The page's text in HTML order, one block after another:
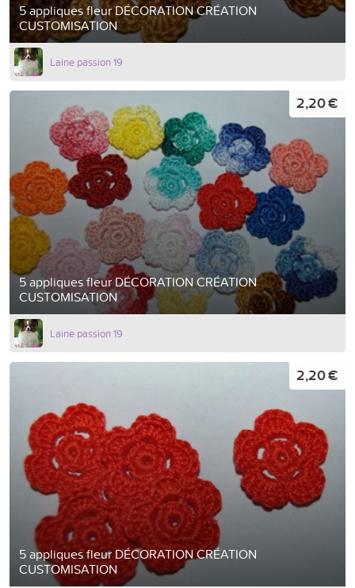
5 appliques fleur DÉCORATION CRÉATION
CUSTOMISATION
Laine passion 19
5 appliques fleur DÉCORATION CRÉATION
CUSTOMISATION
2,20 €
Laine passion 19
5 appliques fleur DÉCORATION CRÉATION
CUSTOMISATION
2,20 €